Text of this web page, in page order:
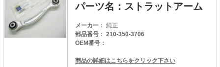
パーツ名：ストラットアーム
メーカー： 純正
部品番号： 210-350-3706
OEM番号：
商品の詳細はこちらをクリック下さい